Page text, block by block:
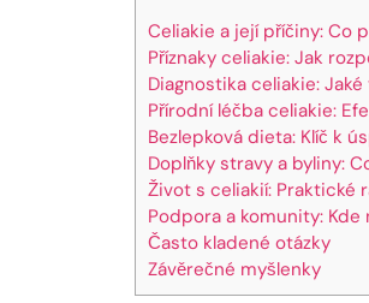
Celiakie a její ⁢příčiny: Co
Příznaky celiakie: Jak
Diagnostika celiakie:
Přírodní léčba celiakie:
Bezlepková dieta: Klíč ⁣k
Doplňky stravy a byliny:
Život s celiakií: Praktické
Podpora a komunity:
Často ​kladené ⁤otázky
Závěrečné myšlenky